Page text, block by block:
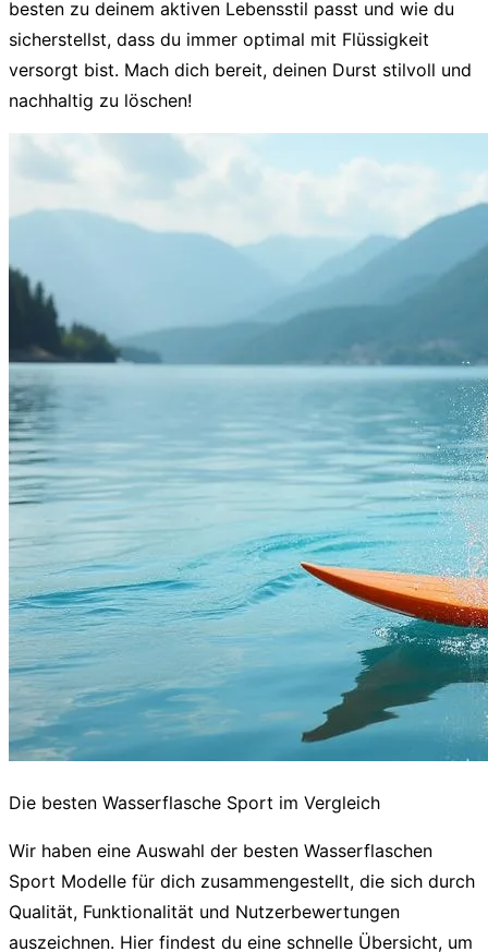
besten zu deinem aktiven Lebensstil passt und wie du
sicherstellst, dass du immer optimal mit Flüssigkeit
versorgt bist. Mach dich bereit, deinen Durst stilvoll und
nachhaltig zu löschen!
Die besten Wasserflasche Sport im Vergleich
Wir haben eine Auswahl der besten Wasserflaschen
Sport Modelle für dich zusammengestellt, die sich durch
Qualität, Funktionalität und Nutzerbewertungen
auszeichnen. Hier findest du eine schnelle Übersicht, um